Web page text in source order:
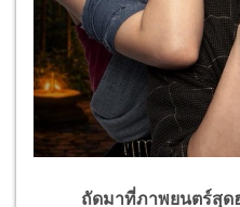
ถัดมาที่ภาพยนตร์สุดฮา